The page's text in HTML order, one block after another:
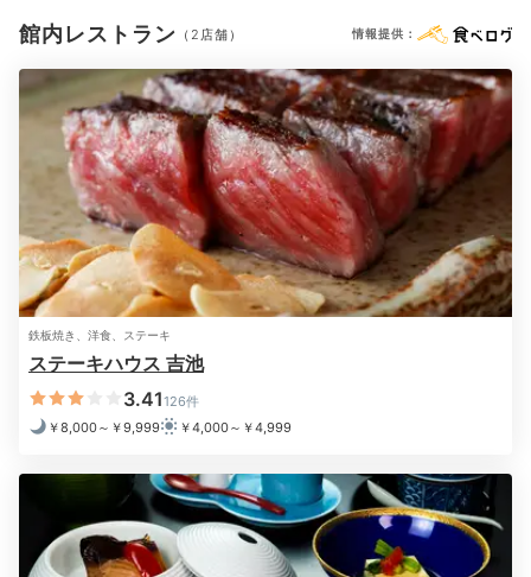
自由な夜時間を満喫
入浴後は、思い思いの時間を過ごしましょう♪お部屋で
晩酌するもよし。館内の“東洋式整体”で癒されるもよ
し。カラオケクラブもあるから、飽きずに楽しめます
yurilly_0926
※設備・アメニティは、確認が取れている情報を表示しています。
館内レストラン （2店舗） 情報提供：
鉄板焼き、洋食、ステーキ
ステーキハウス 吉池
3.41126件
￥8,000～￥9,999
￥4,000～￥4,999